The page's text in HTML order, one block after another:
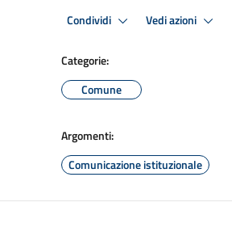
Condividi Vedi azioni
Categorie:
Comune
Argomenti:
Comunicazione istituzionale